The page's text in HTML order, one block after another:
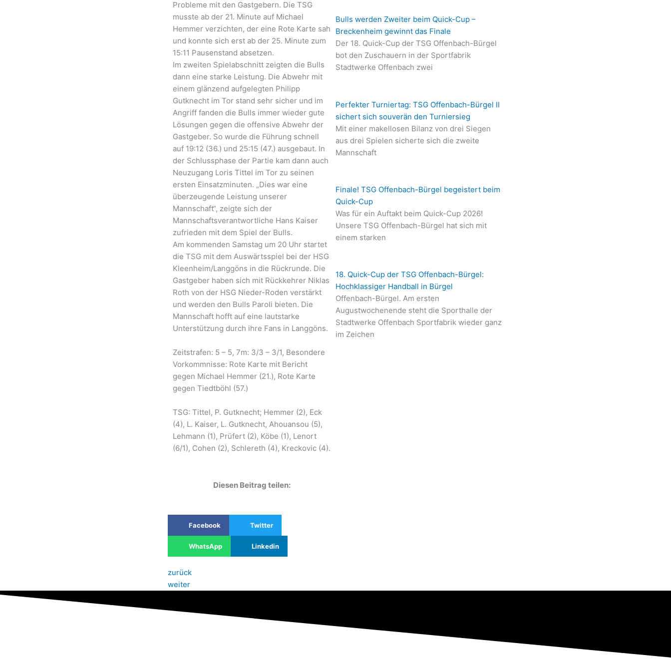
Probleme mit den Gastgebern. Die TSG
musste ab der 21. Minute auf Michael
Hemmer verzichten, der eine Rote Karte sah
und konnte sich erst ab der 25. Minute zum
15:11 Pausenstand absetzen.
Im zweiten Spielabschnitt zeigten die Bulls
dann eine starke Leistung. Die Abwehr mit
einem glänzend aufgelegten Philipp
Gutknecht im Tor stand sehr sicher und im
Angriff fanden die Bulls immer wieder gute
Lösungen gegen die offensive Abwehr der
Gastgeber. So wurde die Führung schnell
auf 19:12 (36.) und 25:15 (47.) ausgebaut. In
der Schlussphase der Partie kam dann auch
Neuzugang Loris Tittel im Tor zu seinen
ersten Einsatzminuten. „Dies war eine
überzeugende Leistung unserer
Mannschaft“, zeigte sich der
Mannschaftsverantwortliche Hans Kaiser
zufrieden mit dem Spiel der Bulls.
Am kommenden Samstag um 20 Uhr startet
die TSG mit dem Auswärtsspiel bei der HSG
Kleenheim/Langgöns in die Rückrunde. Die
Gastgeber haben sich mit Rückkehrer Niklas
Roth von der HSG Nieder-Roden verstärkt
und werden den Bulls Paroli bieten. Die
Mannschaft hofft auf eine lautstarke
Unterstützung durch ihre Fans in Langgöns.
Zeitstrafen: 5 – 5, 7m: 3/3 – 3/1, Besondere
Vorkommnisse: Rote Karte mit Bericht
gegen Michael Hemmer (21.), Rote Karte
gegen Tiedtböhl (57.)
TSG: Tittel, P. Gutknecht; Hemmer (2), Eck
(4), L. Kaiser, L. Gutknecht, Ahouansou (5),
Lehmann (1), Prüfert (2), Köbe (1), Lenort
(6/1), Cohen (2), Schlereth (4), Kreckovic (4).
Diesen Beitrag teilen:
Facebook Twitter
WhatsApp Linkedin
zurück
weiter
Bulls werden Zweiter beim Quick-Cup –
Breckenheim gewinnt das Finale
Der 18. Quick-Cup der TSG Offenbach-Bürgel
bot den Zuschauern in der Sportfabrik
Stadtwerke Offenbach zwei
Perfekter Turniertag: TSG Offenbach-Bürgel II
sichert sich souverän den Turniersieg
Mit einer makellosen Bilanz von drei Siegen
aus drei Spielen sicherte sich die zweite
Mannschaft
Finale! TSG Offenbach-Bürgel begeistert beim
Quick-Cup
Was für ein Auftakt beim Quick-Cup 2026!
Unsere TSG Offenbach-Bürgel hat sich mit
einem starken
18. Quick-Cup der TSG Offenbach-Bürgel:
Hochklassiger Handball in Bürgel
Offenbach-Bürgel. Am ersten
Augustwochenende steht die Sporthalle der
Stadtwerke Offenbach Sportfabrik wieder ganz
im Zeichen